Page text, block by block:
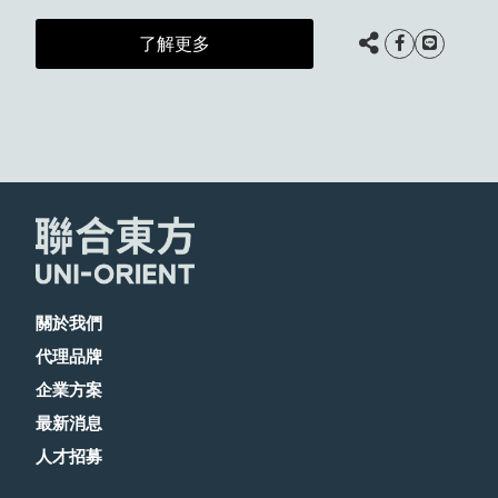
了解更多
關於我們
代理品牌
企業方案
最新消息
人才招募